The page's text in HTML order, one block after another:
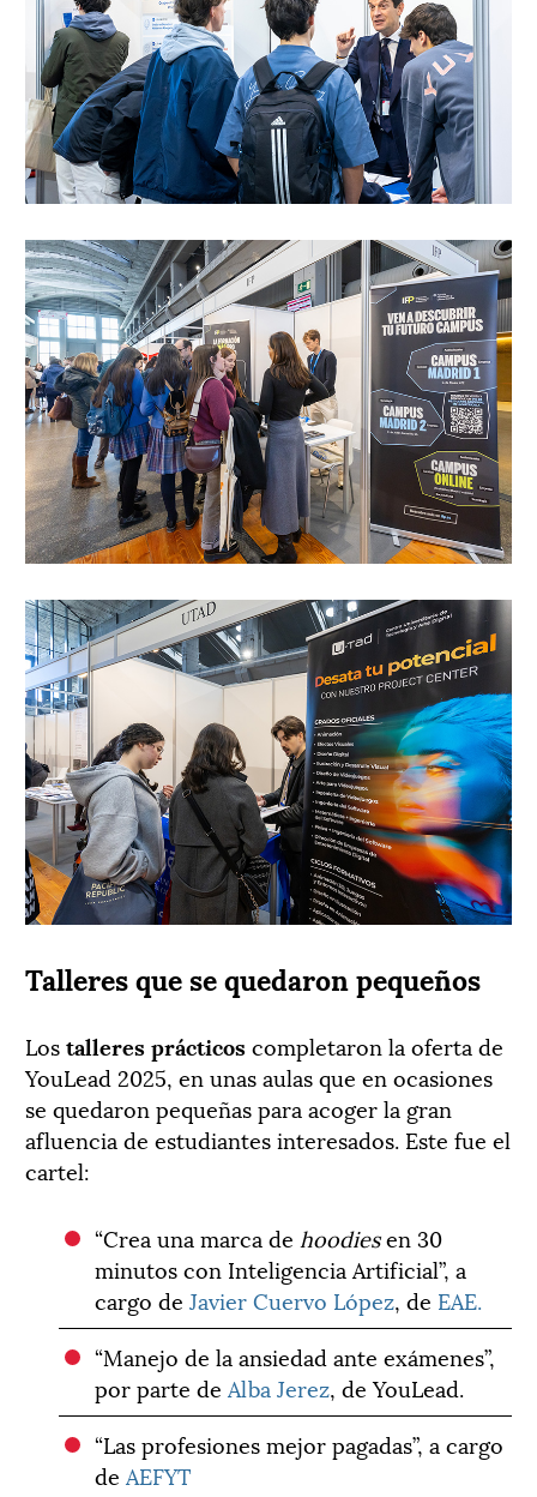
Talleres que se quedaron pequeños
Lostalleres prácticoscompletaron la oferta de
YouLead 2025, en unas aulas que en ocasiones
se quedaron pequeñas para acoger la gran
afluencia de estudiantes interesados. Este fue el
cartel:
“Crea una marca de hoodiesen 30
minutos con Inteligencia Artificial”, a
cargo deJavier Cuervo López, de EAE.
“Manejo de la ansiedad ante exámenes”,
por parte deAlba Jerez, de YouLead.
“Las profesiones mejor pagadas”, a cargo
deAEFYT